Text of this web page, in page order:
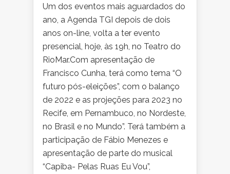
Um dos eventos mais aguardados do
ano, a Agenda TGI depois de dois
anos on-line, volta a ter evento
presencial, hoje, às 19h, no Teatro do
RioMar.Com apresentação de
Francisco Cunha, terá como tema “O
futuro pós-eleições”, com o balanço
de 2022 e as projeções para 2023 no
Recife, em Pernambuco, no Nordeste,
no Brasil e no Mundo”. Terá também a
participação de Fábio Menezes e
apresentação de parte do musical
“Capiba- Pelas Ruas Eu Vou”,